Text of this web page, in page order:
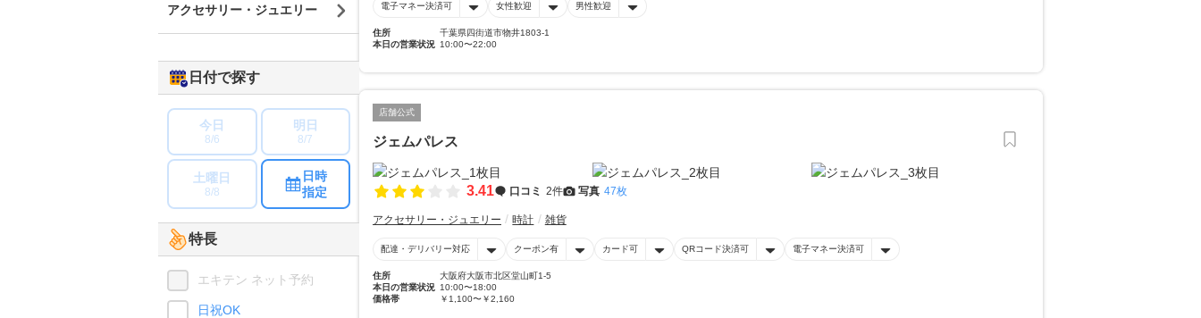
電子マネー決済可 女性歓迎 男性歓迎
住所
千葉県四街道市物井1803-1
本日の営業状況 10:00〜22:00
店舗公式
ジェムパレス
3.41 口コミ 2件 写真 47枚
アクセサリー・ジュエリー 時計 雑貨
配達・デリバリー対応 クーポン有 カード可 QRコード決済可 電子マネー決済可
住所
大阪府大阪市北区堂山町1-5
本日の営業状況 10:00〜18:00
価格帯
￥1,100〜￥2,160
アクセサリー・ジュエリー
日付で探す
今日
8/6
明日
8/7
土曜日
8/8
日時
指定
特長
エキテン ネット予約
日祝OK